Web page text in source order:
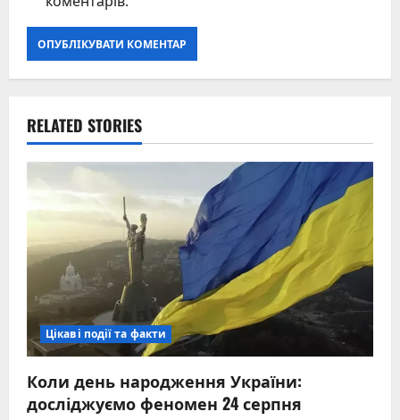
RELATED STORIES
Цікаві події та факти
Коли день народження України:
досліджуємо феномен 24 серпня